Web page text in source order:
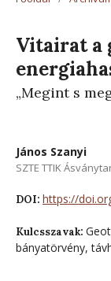
Vitairat a
„Megint s
János Szanyi
SZTE TTIK
DOI: https://
Kulcsszavak:
bányatörvény,